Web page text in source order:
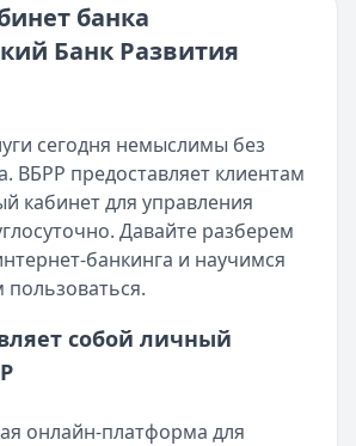
банка
Банк Развития
сегодня немыслимы без
ВБРР предоставляет клиентам
кабинет для управления
Давайте разберем
банкинга и научимся
собой личный
онлайн-платформа для